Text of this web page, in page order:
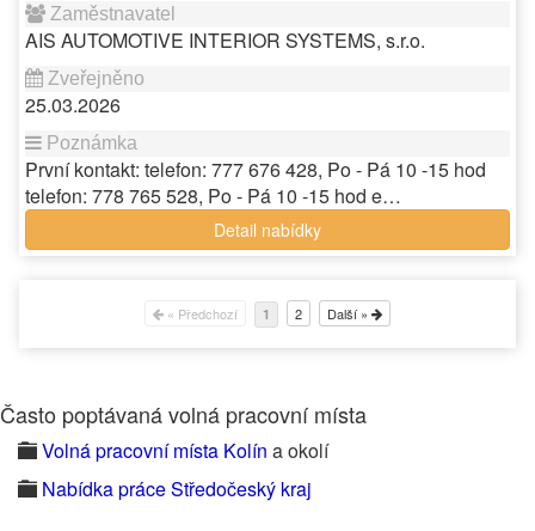
AIS AUTOMOTIVE INTERIOR SYSTEMS, s.r.o.
25.03.2026
První kontakt: telefon: 777 676 428, Po - Pá 10 -15 hod
telefon: 778 765 528, Po - Pá 10 -15 hod e…
Detail nabídky
« Předchozí 1 2 Další »
Často poptávaná volná pracovní místa
Volná pracovní místa Kolín a okolí
Nabídka práce Středočeský kraj